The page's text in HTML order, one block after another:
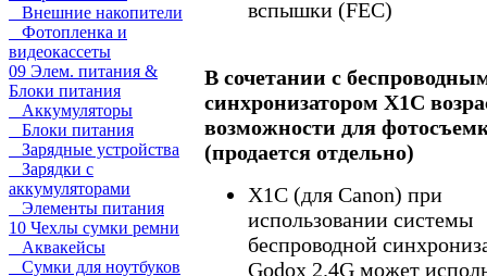
Внешние накопители
Фотопленка и
видеокассеты
09 Элем. питания &
Блоки питания
Аккумуляторы
Блоки питания
Зарядные устройства
Зарядки с
аккумуляторами
Элементы питания
10 Чехлы сумки ремни
Аквакейсы
Сумки для ноутбуков
вспышки (FEC)
В сочетании с
синхронизатором X1C
возможности для
(продается отдельно)
X1C (для Canon) при
использовании системы
беспроводной
Godox 2.4G может